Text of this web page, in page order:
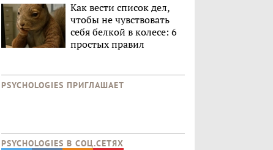
Как вести список дел,
чтобы не чувствовать
себя белкой в колесе: 6
простых правил
PSYCHOLOGIES ПРИГЛАШАЕТ
PSYCHOLOGIES В CОЦ.СЕТЯХ